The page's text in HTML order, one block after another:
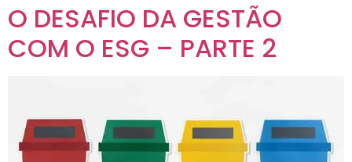
O DESAFIO DA GESTÃO
COM O ESG – PARTE 2